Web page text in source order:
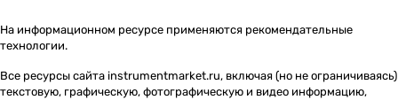
На информационном ресурсе применяются рекомендательные
технологии.
Все ресурсы сайта instrumentmarket.ru, включая (но не ограничиваясь)
текстовую, графическую, фотографическую и видео информацию,